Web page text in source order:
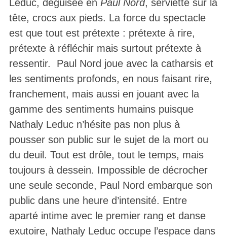
Leduc, déguisée en Paul Nord, serviette sur la
tête, crocs aux pieds. La force du spectacle
est que tout est prétexte : prétexte à rire,
prétexte à réfléchir mais surtout prétexte à
ressentir. Paul Nord joue avec la catharsis et
les sentiments profonds, en nous faisant rire,
franchement, mais aussi en jouant avec la
gamme des sentiments humains puisque
Nathaly Leduc n’hésite pas non plus à
pousser son public sur le sujet de la mort ou
du deuil. Tout est drôle, tout le temps, mais
toujours à dessein. Impossible de décrocher
une seule seconde, Paul Nord embarque son
public dans une heure d’intensité. Entre
aparté intime avec le premier rang et danse
exutoire, Nathaly Leduc occupe l’espace dans